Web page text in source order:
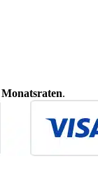
Monatsraten.